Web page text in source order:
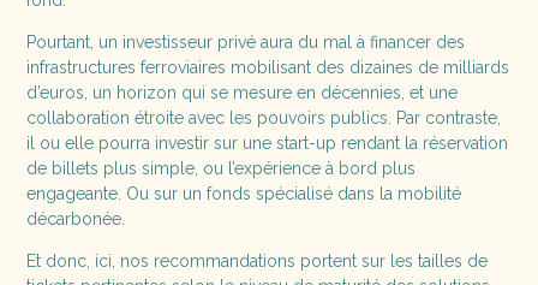
Pourtant, un investisseur privé aura du mal à financer des
infrastructures ferroviaires mobilisant des dizaines de milliards
d’euros, un horizon qui se mesure en décennies, et une
collaboration étroite avec les pouvoirs publics. Par contraste,
il ou elle pourra investir sur une start-up rendant la réservation
de billets plus simple, ou l’expérience à bord plus
engageante. Ou sur un fonds spécialisé dans la mobilité
décarbonée.
Et donc, ici, nos recommandations portent sur les tailles de